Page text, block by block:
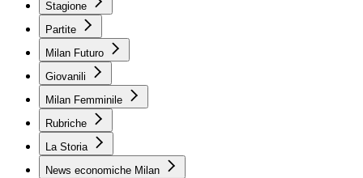
Stagione
Partite
Milan Futuro
Giovanili
Milan Femminile
Rubriche
La Storia
News economiche Milan